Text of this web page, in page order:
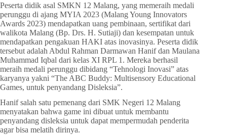
Peserta didik asal SMKN 12 Malang, yang memeraih medali
perunggu di ajang MYIA 2023 (Malang Young Innovators
Awards 2023) mendapatkan uang pembinaan, sertifikat dari
walikota Malang (Bp. Drs. H. Sutiaji) dan kesempatan untuk
mendapatkan pengakuan HAKI atas inovasinya. Peserta didik
tersebut adalah Abdul Rahman Darmawan Hanif dan Maulana
Muhammad Iqbal dari kelas XI RPL 1. Mereka berhasil
meraih medali perunggu dibidang “Tehnologi Inovasi” atas
karyanya yakni “The ABC Buddy: Multisensory Educational
Games, untuk penyandang Disleksia”.
Hanif salah satu pemenang dari SMK Negeri 12 Malang
menyatakan bahwa game ini dibuat untuk membantu
penyandang disleksia untuk dapat mempermudah penderita
agar bisa melatih dirinya.